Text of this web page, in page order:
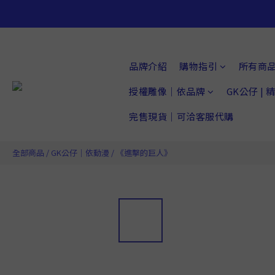
品牌介紹 購物指引
所有商
授權雕像｜依品牌
GK公仔 |
完售現貨｜可洽客服代購
全部商品 / GK公仔｜依動漫 / 《進擊的巨人》